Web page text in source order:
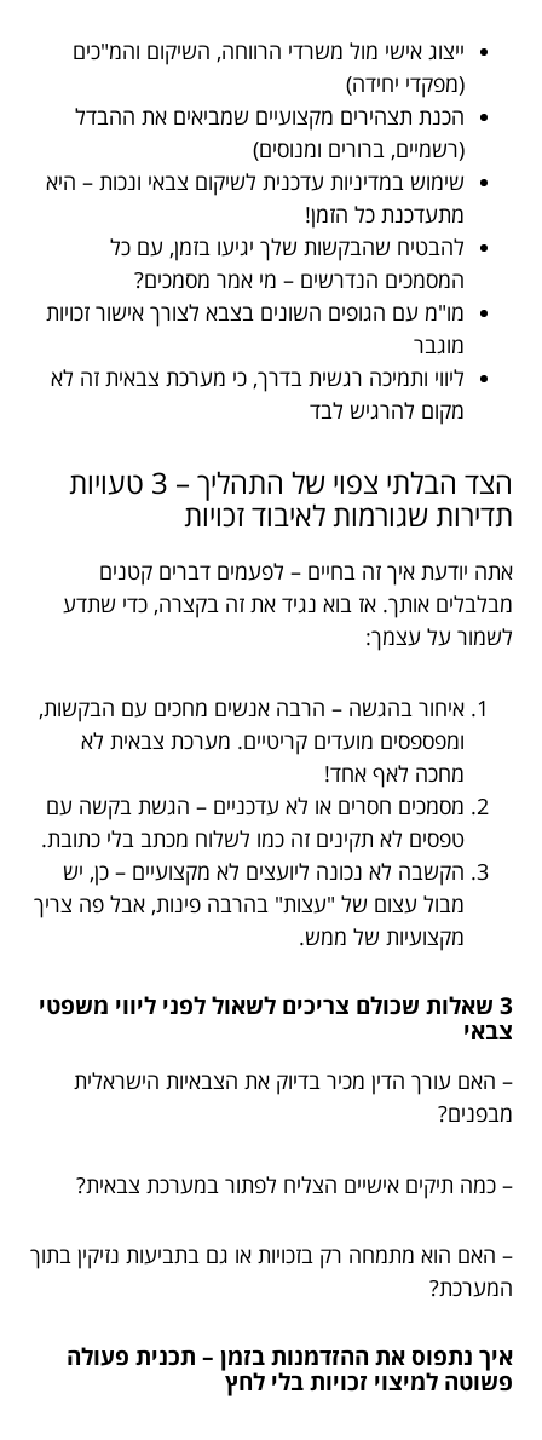
ייצוג אישי מול משרדי הרווחה, השיקום והמ"כים
(מפקדי יחידה)
הכנת תצהירים מקצועיים שמביאים את ההבדל
(רשמיים, ברורים ומנוסים)
שימוש במדיניות עדכנית לשיקום צבאי ונכות – היא
מתעדכנת כל הזמן!
להבטיח שהבקשות שלך יגיעו בזמן, עם כל
המסמכים הנדרשים – מי אמר מסמכים?
מו"מ עם הגופים השונים בצבא לצורך אישור זכויות
מוגבר
ליווי ותמיכה רגשית בדרך, כי מערכת צבאית זה לא
מקום להרגיש לבד
הצד הבלתי צפוי של התהליך – 3 טעויות
תדירות שגורמות לאיבוד זכויות
אתה יודעת איך זה בחיים – לפעמים דברים קטנים
מבלבלים אותך. אז בוא נגיד את זה בקצרה, כדי שתדע
לשמור על עצמך:
איחור בהגשה – הרבה אנשים מחכים עם הבקשות,
ומפספסים מועדים קריטיים. מערכת צבאית לא
מחכה לאף אחד!
מסמכים חסרים או לא עדכניים – הגשת בקשה עם
טפסים לא תקינים זה כמו לשלוח מכתב בלי כתובת.
הקשבה לא נכונה ליועצים לא מקצועיים – כן, יש
מבול עצום של "עצות" בהרבה פינות, אבל פה צריך
מקצועיות של ממש.
3 שאלות שכולם צריכים לשאול לפני ליווי משפטי
צבאי
– האם עורך הדין מכיר בדיוק את הצבאיות הישראלית
מבפנים?
– כמה תיקים אישיים הצליח לפתור במערכת צבאית?
– האם הוא מתמחה רק בזכויות או גם בתביעות נזיקין בתוך
המערכת?
איך נתפוס את ההזדמנות בזמן – תכנית פעולה
פשוטה למיצוי זכויות בלי לחץ